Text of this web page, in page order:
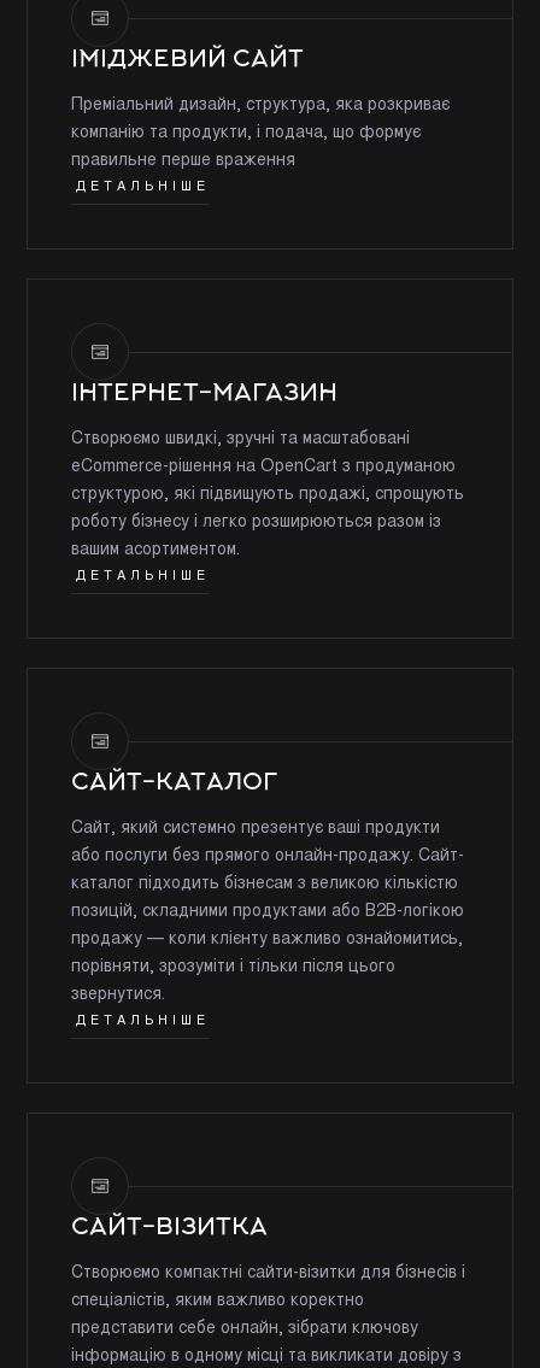
ІМІДЖЕВИЙ САЙТ
Преміальний дизайн, структура, яка розкриває
компанію та продукти, і подача, що формує
правильне перше враження
ДЕТАЛЬНІШЕ
ІНТЕРНЕТ-МАГАЗИН
Створюємо швидкі, зручні та масштабовані
eCommerce-рішення на OpenCart з продуманою
структурою, які підвищують продажі, спрощують
роботу бізнесу і легко розширюються разом із
вашим асортиментом.
ДЕТАЛЬНІШЕ
САЙТ-КАТАЛОГ
Сайт, який системно презентує ваші продукти
або послуги без прямого онлайн-продажу. Сайт-
каталог підходить бізнесам з великою кількістю
позицій, складними продуктами або B2B-логікою
продажу — коли клієнту важливо ознайомитись,
порівняти, зрозуміти і тільки після цього
звернутися.
ДЕТАЛЬНІШЕ
САЙТ-ВІЗИТКА
Створюємо компактні сайти-візитки для бізнесів і
спеціалістів, яким важливо коректно
представити себе онлайн, зібрати ключову
інформацію в одному місці та викликати довіру з